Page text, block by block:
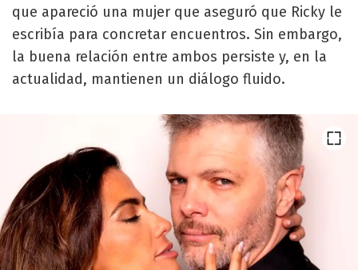
que apareció una mujer que aseguró que Ricky le
escribía para concretar encuentros. Sin embargo,
la buena relación entre ambos persiste y, en la
actualidad, mantienen un diálogo fluido.